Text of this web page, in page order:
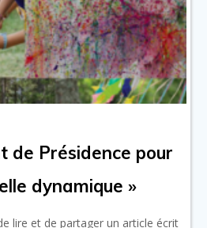
de Présidence pour
dynamique »
lire et de partager un article écrit